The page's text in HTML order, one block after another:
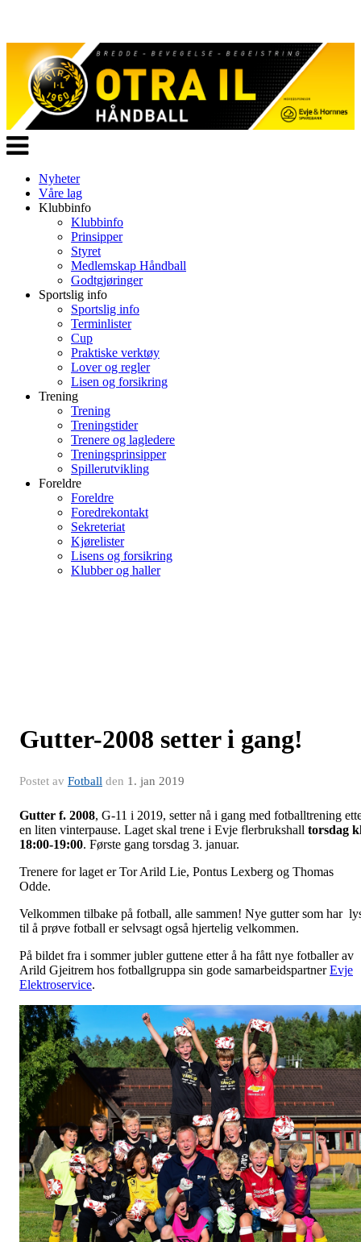
Veksle
navigasjon
Nyheter
Våre lag
Klubbinfo
Klubbinfo
Prinsipper
Styret
Medlemskap Håndball
Godtgjøringer
Sportslig info
Sportslig info
Terminlister
Cup
Praktiske verktøy
Lover og regler
Lisen og forsikring
Trening
Trening
Treningstider
Trenere og lagledere
Treningsprinsipper
Spillerutvikling
Foreldre
Foreldre
Foredrekontakt
Sekreteriat
Kjørelister
Lisens og forsikring
Klubber og haller
Gutter-2008 setter i gang!
Postet av Fotball den 1. jan 2019
Gutter f. 2008, G-11 i 2019, setter nå i gang med fotballtrening
en liten vinterpause. Laget skal trene i Evje flerbrukshall torsdag
18:00-19:00. Første gang torsdag 3. januar.
Trenere for laget er Tor Arild Lie, Pontus Lexberg og Thomas
Odde.
Velkommen tilbake på fotball, alle sammen! Nye gutter som har
til å prøve fotball er selvsagt også hjertelig velkommen.
På bildet fra i sommer jubler guttene etter å ha fått nye fotballer av
Arild Gjeitrem hos fotballgruppa sin gode samarbeidspartnerEvje
Elektroservice.